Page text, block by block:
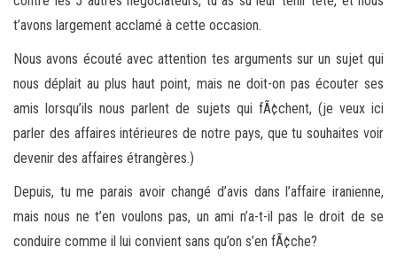
t’avons largement acclamé à cette occasion.
Nous avons écouté avec attention tes arguments sur un sujet qui
nous déplait au plus haut point, mais ne doit-on pas écouter ses
amis lorsqu’ils nous parlent de sujets qui fÃ¢chent, (je veux ici
parler des affaires intérieures de notre pays, que tu souhaites voir
devenir des affaires étrangères.)
Depuis, tu me parais avoir changé d’avis dans l’affaire iranienne,
mais nous ne t’en voulons pas, un ami n’a-t-il pas le droit de se
conduire comme il lui convient sans qu’on s’en fÃ¢che?